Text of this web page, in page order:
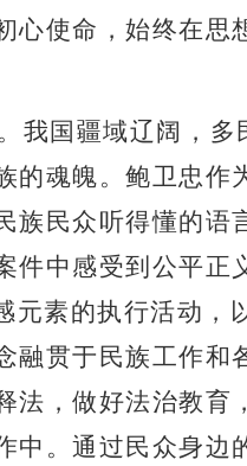
心使命，始终在
我国疆域辽阔，
魂魄。鲍卫忠作
族民众听得懂的
件中感受到公平
元素的执行活动
融贯于民族工作和
法，做好法治教
中。通过民众身